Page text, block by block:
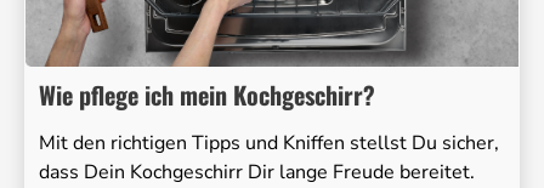
Wie pflege ich mein Kochgeschirr?
Mit den richtigen Tipps und Kniffen stellst Du sicher,
dass Dein Kochgeschirr Dir lange Freude bereitet.